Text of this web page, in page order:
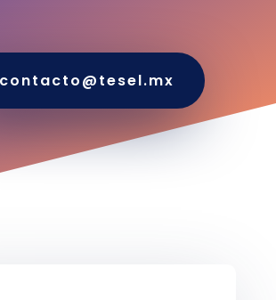
contacto@tesel.mx